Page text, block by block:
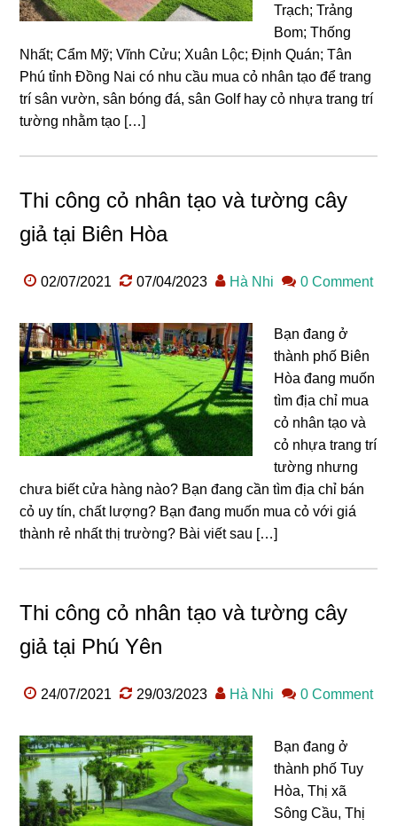
Trạch; Trảng
Bom; Thống
Nhất; Cẩm Mỹ; Vĩnh Cửu; Xuân Lộc; Định Quán; Tân
Phú tỉnh Đồng Nai có nhu cầu mua cỏ nhân tạo để trang
trí sân vườn, sân bóng đá, sân Golf hay cỏ nhựa trang trí
tường nhằm tạo […]
Thi công cỏ nhân tạo và tường cây
giả tại Biên Hòa
02/07/2021 07/04/2023 Hà Nhi 0 Comment
Bạn đang ở
thành phố Biên
Hòa đang muốn
tìm địa chỉ mua
cỏ nhân tạo và
cỏ nhựa trang trí
tường nhưng
chưa biết cửa hàng nào? Bạn đang cần tìm địa chỉ bán
cỏ uy tín, chất lượng? Bạn đang muốn mua cỏ với giá
thành rẻ nhất thị trường? Bài viết sau […]
Thi công cỏ nhân tạo và tường cây
giả tại Phú Yên
24/07/2021 29/03/2023 Hà Nhi 0 Comment
Bạn đang ở
thành phố Tuy
Hòa, Thị xã
Sông Cầu, Thị